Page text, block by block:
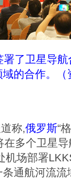
了卫星导
的合作。（
称,俄罗斯“
在多个卫星
机场部署
通航河流